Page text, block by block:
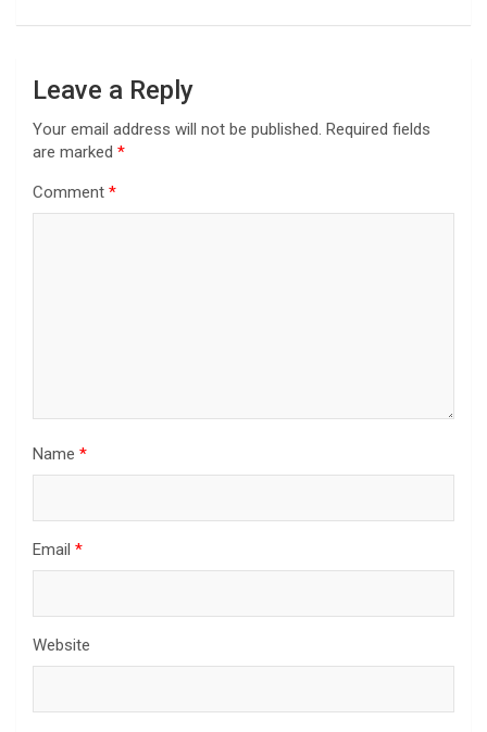
Leave a Reply
Your email address will not be published. Required fields
are marked *
Comment *
Name *
Email *
Website